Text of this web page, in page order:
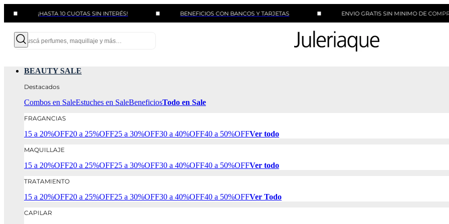
¡HASTA 10 CUOTAS SIN INTERÉS! BENEFICIOS CON BANCOS Y TARJETAS ENVIO GRATIS SIN MINIMO DE COMPRA
BEAUTY SALE
Destacados
Combos en SaleEstuches en SaleBeneficiosTodo en Sale
FRAGANCIAS
15 a 20%OFF20 a 25%OFF25 a 30%OFF30 a 40%OFF40 a 50%OFFVer todo
MAQUILLAJE
15 a 20%OFF20 a 25%OFF25 a 30%OFF30 a 40%OFF40 a 50%OFFVer todo
TRATAMIENTO
15 a 20%OFF20 a 25%OFF25 a 30%OFF30 a 40%OFF40 a 50%OFFVer Todo
CAPILAR